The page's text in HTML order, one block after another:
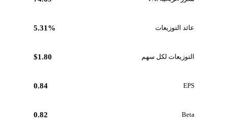
عائد التوزيعات 5.31%
التوزيعات لكل سهم $1.80
EPS
0.84
Beta
0.82